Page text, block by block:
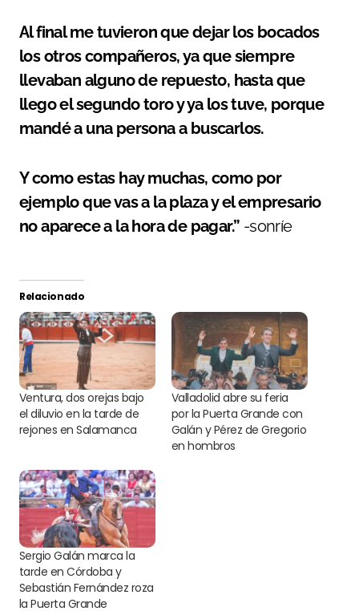
Al final me tuvieron que dejar los bocados
los otros compañeros, ya que siempre
llevaban alguno de repuesto, hasta que
llego el segundo toro y ya los tuve, porque
mandé a una persona a buscarlos.
Y como estas hay muchas, como por
ejemplo que vas a la plaza y el empresario
no aparece a la hora de pagar.” -sonríe
Relacionado
Ventura, dos orejas bajo
el diluvio en la tarde de
rejones en Salamanca
Valladolid abre su feria
por la Puerta Grande con
Galán y Pérez de Gregorio
en hombros
Sergio Galán marca la
tarde en Córdoba y
Sebastián Fernández roza
la Puerta Grande